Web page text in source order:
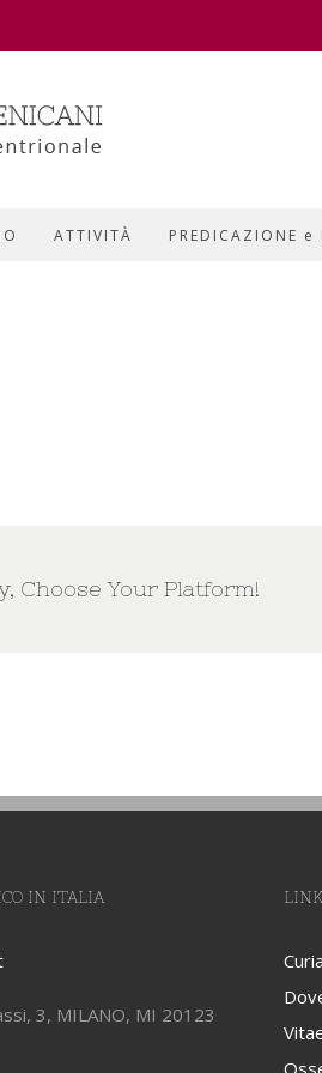
ATTIVITÀ PREDICAZIONE e
Choose Your Platform!
IN ITALIA
3, MILANO, MI 20123
LINK